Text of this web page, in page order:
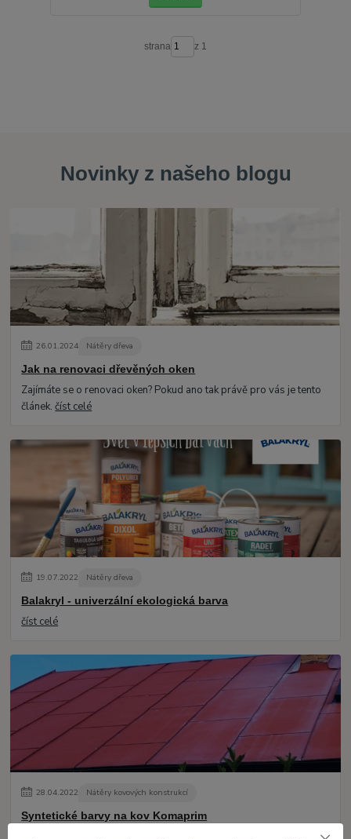
strana z 1
Novinky z našeho blogu
26.01.2024 Nátěry dřeva
Jak na renovaci dřevěných oken
Zajímáte se o renovaci oken? Pokud ano tak právě pro vás je tento
článek.číst celé
19.07.2022 Nátěry dřeva
Balakryl - univerzální ekologická barva
číst celé
28.04.2022 Nátěry kovových konstrukcí
Syntetické barvy na kov Komaprim